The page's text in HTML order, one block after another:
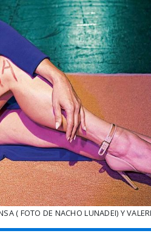
( FOTO DE NACHO LUNADEI) Y